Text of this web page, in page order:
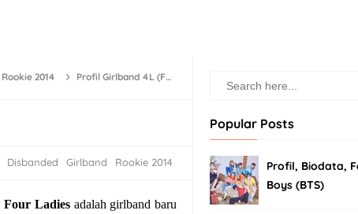
Rookie 2014 Profil Girlband 4L (Four Ladies)
Disbanded Girlband Rookie 2014
Four Ladiesadalah girlband baru
Popular Posts
Profil, Biodata,
Boys (BTS)